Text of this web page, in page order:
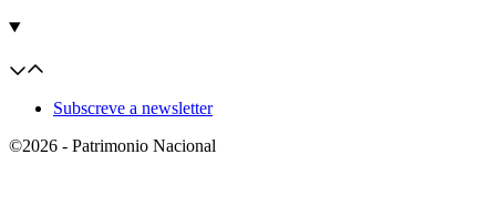
Subscreve a newsletter
©2026 - Patrimonio Nacional